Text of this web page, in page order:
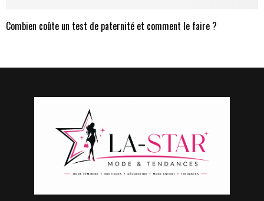
Combien coûte un test de paternité et comment le faire ?